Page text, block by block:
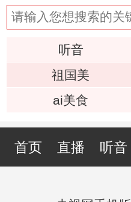
听音
祖国美
ai美食
首页 直播 听音